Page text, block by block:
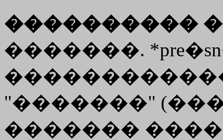
����������
�������.
������������
"�������"
�������